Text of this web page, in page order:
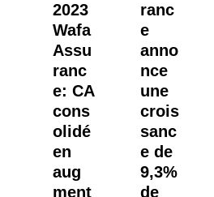
2023
Wafa
Assu
ranc
e: CA
cons
olidé
en
aug
ment
ranc
e
anno
nce
une
crois
sanc
e de
9,3%
de